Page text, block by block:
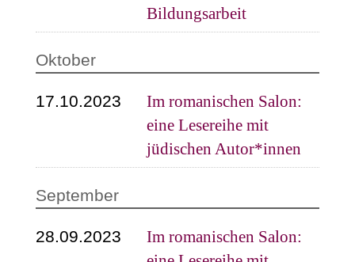
Bildungsarbeit
Oktober
17.10.2023
Im romanischen Salon:
eine Lesereihe mit
jüdischen Autor*innen
September
28.09.2023
Im romanischen Salon: